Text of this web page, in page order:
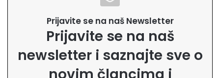
Prijavite se na naš Newsletter
Prijavite se na naš
newsletter i saznajte sve o
novim člancima i